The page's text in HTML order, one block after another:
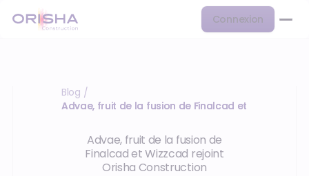
Connexion
Blog /
Advae, fruit de la fusion de Finalcad et Wizzcad
Advae, fruit de la fusion de
Finalcad et Wizzcad rejoint
Orisha Construction